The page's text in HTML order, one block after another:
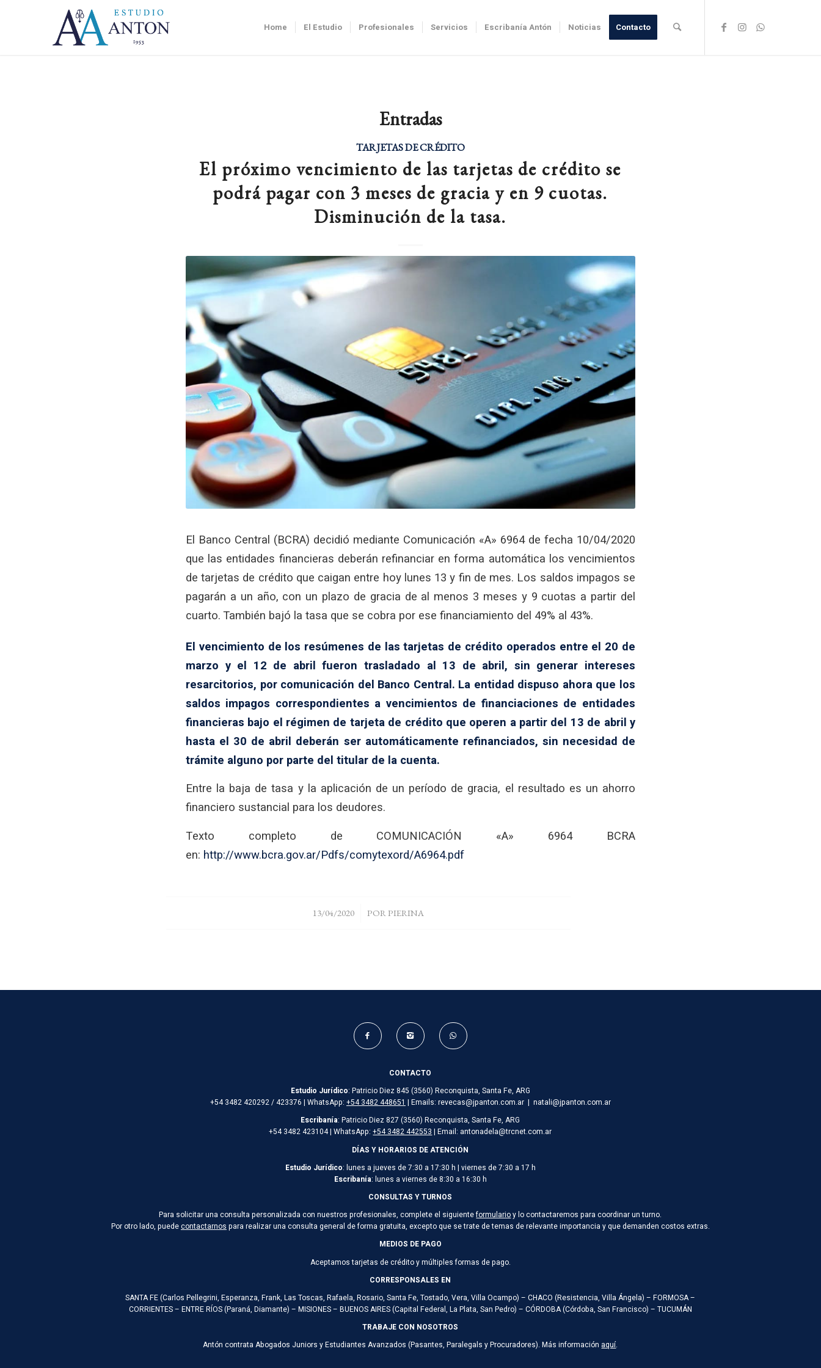
Home El Estudio Profesionales Servicios Escribanía Antón Noticias Contacto
Entradas
TARJETAS DE CRÉDITO
El próximo vencimiento de las tarjetas de crédito se
podrá pagar con 3 meses de gracia y en 9 cuotas.
Disminución de la tasa.
El Banco Central (BCRA) decidió mediante Comunicación «A» 6964 de fecha 10/04/2020
que las entidades financieras deberán refinanciar en forma automática los vencimientos
de tarjetas de crédito que caigan entre hoy lunes 13 y fin de mes. Los saldos impagos se
pagarán a un año, con un plazo de gracia de al menos 3 meses y 9 cuotas a partir del
cuarto. También bajó la tasa que se cobra por ese financiamiento del 49% al 43%.
El vencimiento de los resúmenes de las tarjetas de crédito operados entre el 20 de
marzo y el 12 de abril fueron trasladado al 13 de abril, sin generar intereses
resarcitorios, por comunicación del Banco Central. La entidad dispuso ahora que los
saldos impagos correspondientes a vencimientos de financiaciones de entidades
financieras bajo el régimen de tarjeta de crédito que operen a partir del 13 de abril y
hasta el 30 de abril deberán ser automáticamente refinanciados, sin necesidad de
trámite alguno por parte del titular de la cuenta.
Entre la baja de tasa y la aplicación de un período de gracia, el resultado es un ahorro
financiero sustancial para los deudores.
Texto completo de COMUNICACIÓN «A» 6964 BCRA
en: http://www.bcra.gov.ar/Pdfs/comytexord/A6964.pdf
13/04/2020
/ PORPIERINA
CONTACTO
Estudio Jurídico: Patricio Diez 845 (3560) Reconquista, Santa Fe, ARG
+54 3482 420292 / 423376 | WhatsApp: +54 3482 448651 | Emails: revecas@jpanton.com.ar | natali@jpanton.com.ar
Escribanía: Patricio Diez 827 (3560) Reconquista, Santa Fe, ARG
+54 3482 423104 | WhatsApp:+54 3482 442553 | Email: antonadela@trcnet.com.ar
DÍAS Y HORARIOS DE ATENCIÓN
Estudio Jurídico: lunes a jueves de 7:30 a 17:30 h | viernes de 7:30 a 17 h
Escribanía: lunes a viernes de 8:30 a 16:30 h
CONSULTAS Y TURNOS
Para solicitar una consulta personalizada con nuestros profesionales, complete el siguienteformularioy lo contactaremos para coordinar un turno.
Por otro lado, puedecontactarnos para realizar una consulta general de forma gratuita, excepto que se trate de temas de relevante importancia y que demanden costos extras.
MEDIOS DE PAGO
Aceptamos tarjetas de crédito y múltiples formas de pago.
CORRESPONSALES EN
SANTA FE (Carlos Pellegrini, Esperanza, Frank, Las Toscas, Rafaela, Rosario, Santa Fe, Tostado, Vera, Villa Ocampo) – CHACO (Resistencia, Villa Ángela) – FORMOSA –
CORRIENTES – ENTRE RÍOS (Paraná, Diamante) – MISIONES – BUENOS AIRES (Capital Federal, La Plata, San Pedro) – CÓRDOBA (Córdoba, San Francisco) – TUCUMÁN
TRABAJE CON NOSOTROS
Antón contrata Abogados Juniors y Estudiantes Avanzados (Pasantes, Paralegals y Procuradores). Más información aquí.